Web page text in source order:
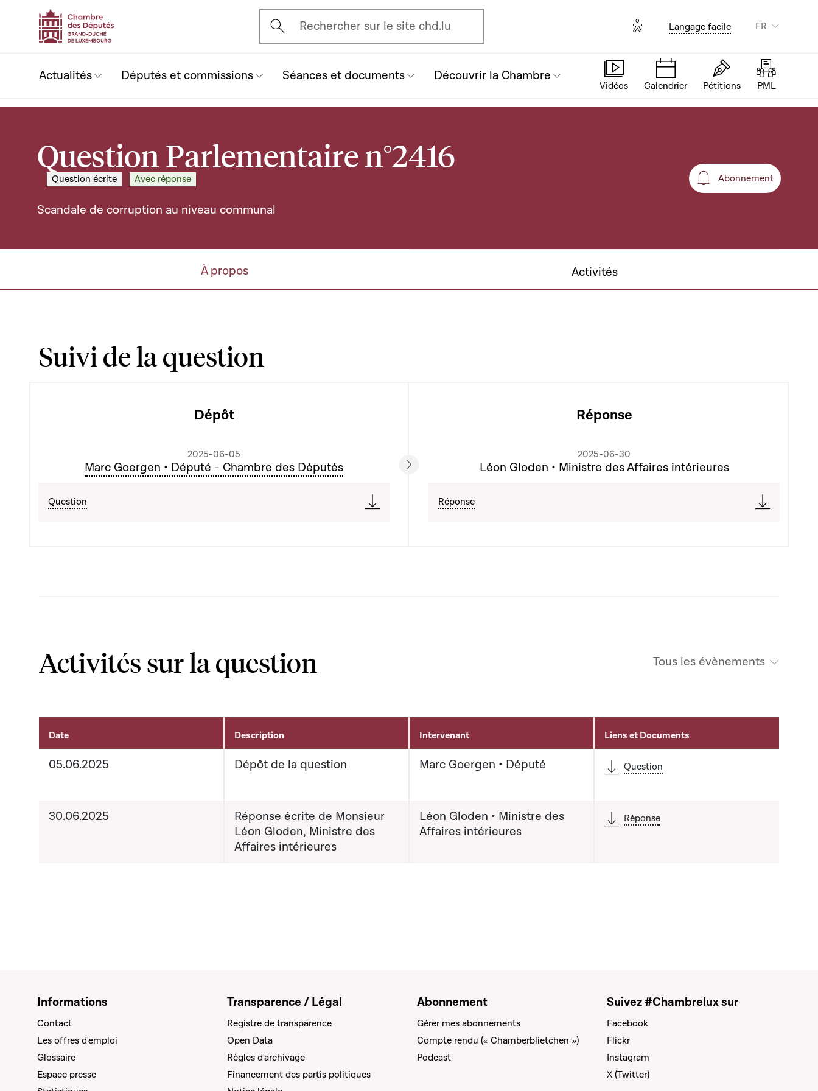
Ouvrir l'écran de recherche
Rechercher sur le site chd.lu Options d'accessibilité
Langage facile FR
Actualités Députés et commissions Séances et documents Découvrir la Chambre
Vidéos Calendrier Pétitions PML
Question Parlementaire n°2416
Question écrite Avec réponse
Scandale de corruption au niveau communal
Abonnement
Abonnement
À propos Activités
Suivi de la question
Dépôt
2025-06-05
Marc Goergen • Député - Chambre des Députés
Question
Réponse
2025-06-30
Léon Gloden • Ministre des Affaires intérieures
Réponse
Activités sur la question Tous les évènements
Activités liées au dossier
Date Description Intervenant Liens et Documents
05.06.2025 Dépôt de la question Marc Goergen • Député Question
30.06.2025
Réponse écrite de Monsieur
Léon Gloden, Ministre des
Affaires intérieures
Léon Gloden • Ministre des
Affaires intérieures
Réponse
Informations
Contact
Les offres d'emploi
Glossaire
Espace presse
Transparence / Légal
Registre de transparence
Open Data
Règles d'archivage
Financement des partis politiques
Abonnement
Gérer mes abonnements
Compte rendu (« Chamberblietchen »)
Podcast
Suivez #Chambrelux sur
Facebook
Flickr
Instagram
X (Twitter)